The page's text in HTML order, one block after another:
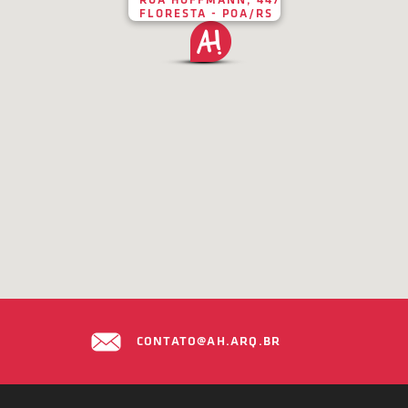
FLORESTA - POA/RS
CONTATO@AH.ARQ.BR